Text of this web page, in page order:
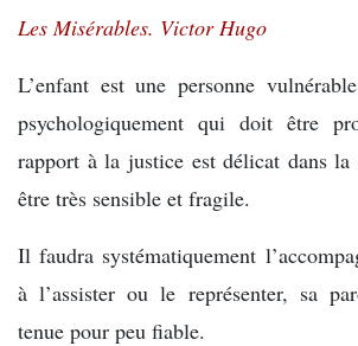
Les Misérables. Victor Hugo
L’enfant est une personne
psychologiquement qui doit être
rapport à la justice est délicat dans
être très sensible et fragile.
Il faudra systématiquement
à l’assister ou le représenter, sa
tenue pour peu fiable.